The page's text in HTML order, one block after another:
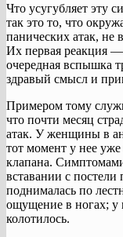
Что усугубляет эту
так это то, что
панических атак,
Их первая реакция
очередная вспышка
здравый смысл и
Примером тому
что почти месяц
атак. У женщины в
тот момент у нее
клапана.
вставании с постели
поднималась по
ощущение в ногах; у
колотилось.